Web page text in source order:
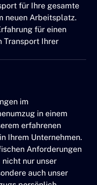
für Ihre gesamte
neuen Arbeitsplatz.
für einen
Transport Ihrer
im
in einem
erfahrenen
Ihrem Unternehmen.
Anforderungen
nur unser
auch unser